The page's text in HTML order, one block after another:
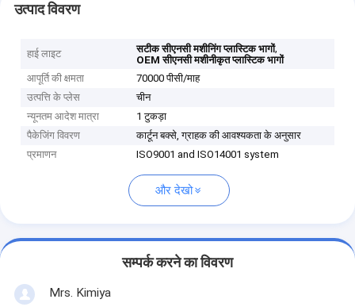
उत्पाद विवरण
हाई लाइट सटीक सीएनसी मशीनिंग प्लास्टिक भागों,
OEM सीएनसी मशीनीकृत प्लास्टिक भागों
आपूर्ति की क्षमता
70000 पीसी/माह
उत्पत्ति के प्लेस
चीन
न्यूनतम आदेश मात्रा
1 टुकड़ा
पैकेजिंग विवरण
कार्टून बक्से, ग्राहक की आवश्यकता के अनुसार
प्रमाणन
ISO9001 and ISO14001 system
और देखो
सम्पर्क करने का विवरण
Mrs. Kimiya